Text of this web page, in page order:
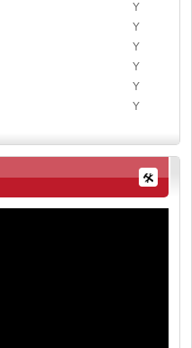
Y
Y
Y
Y
Y
Y